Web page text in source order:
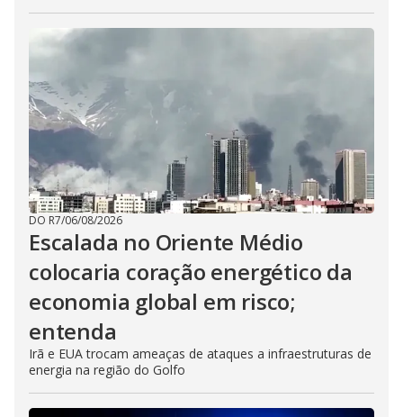
DO R7/06/08/2026
Escalada no Oriente Médio
colocaria coração energético da
economia global em risco;
entenda
Irã e EUA trocam ameaças de ataques a infraestruturas de
energia na região do Golfo